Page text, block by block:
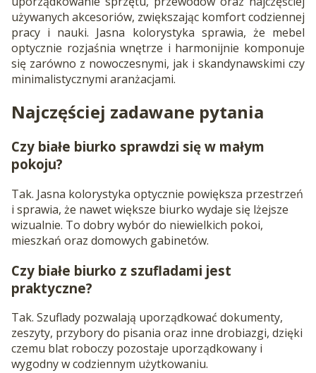
używanych akcesoriów, zwiększając komfort codziennej
pracy i nauki. Jasna kolorystyka sprawia, że mebel
optycznie rozjaśnia wnętrze i harmonijnie komponuje
się zarówno z nowoczesnymi, jak i skandynawskimi czy
minimalistycznymi aranżacjami.
Najczęściej zadawane pytania
Czy białe biurko sprawdzi się w małym
pokoju?
Tak. Jasna kolorystyka optycznie powiększa przestrzeń
i sprawia, że nawet większe biurko wydaje się lżejsze
wizualnie. To dobry wybór do niewielkich pokoi,
mieszkań oraz domowych gabinetów.
Czy białe biurko z szufladami jest
praktyczne?
Tak. Szuflady pozwalają uporządkować dokumenty,
zeszyty, przybory do pisania oraz inne drobiazgi, dzięki
czemu blat roboczy pozostaje uporządkowany i
wygodny w codziennym użytkowaniu.